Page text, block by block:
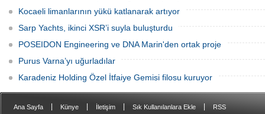
Kocaeli limanlarının yükü katlanarak artıyor
Sarp Yachts, ikinci XSR’i suyla buluşturdu
POSEIDON Engineering ve DNA Marin'den ortak proje
Purus Varna’yı uğurladılar
Karadeniz Holding Özel İtfaiye Gemisi filosu kuruyor
Ana Sayfa Künye İletişim Sık Kullanılanlara Ekle RSS